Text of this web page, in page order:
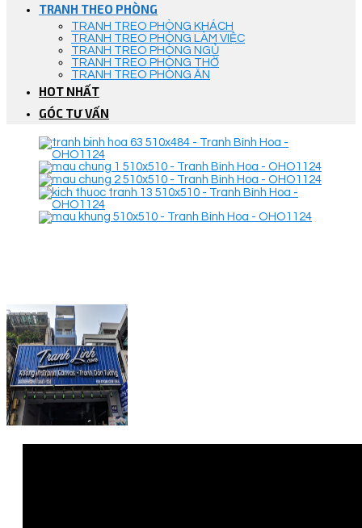
TRANH THEO PHÒNG
TRANH TREO PHÒNG KHÁCH
TRANH TREO PHÒNG LÀM VIỆC
TRANH TREO PHÒNG NGỦ
TRANH TREO PHÒNG THỜ
TRANH TREO PHÒNG ĂN
HOT NHẤT
GÓC TƯ VẤN